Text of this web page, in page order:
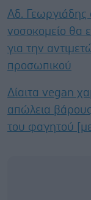
Αδ. Γεωργιάδης
νοσοκομείο θα
για την
προσωπικού
Δίαιτα vegan
απώλεια
του φαγητού